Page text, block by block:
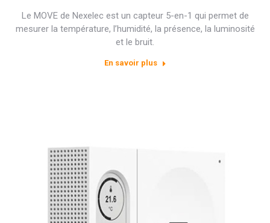
Le MOVE de Nexelec est un capteur 5-en-1 qui permet de
mesurer la température, l’humidité, la présence, la luminosité
et le bruit.
En savoir plus